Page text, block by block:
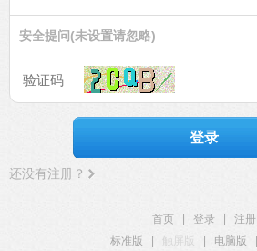
安全提问(未设置请忽略)
登录
还没有注册？
首页 登录
注册
标准版
触屏版 电脑版